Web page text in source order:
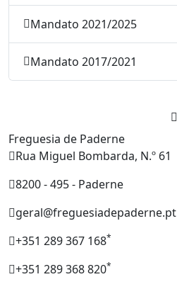
Mandato 2021/2025
Mandato 2017/2021
Freguesia de Paderne
Rua Miguel Bombarda, N.º 61
8200 - 495 - Paderne
geral@freguesiadepaderne.pt
+351 289 367 168*
+351 289 368 820*